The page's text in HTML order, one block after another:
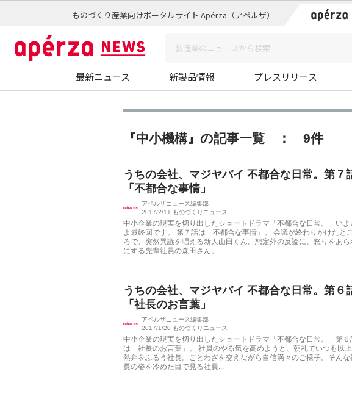
ものづくり産業向けポータルサイト Apérza（アペルザ）
最新ニュース 新製品情報 プレスリリース
『中小機構』の記事一覧 ： 9件
うちの会社、マジヤバイ 不都合な日常。第７
「不都合な事情」
アペルザニュース編集部
2017/2/11
ものづくりニュース
中小企業の現実を切り出したショートドラマ「不都合な日常。」いよ
よ最終回です。 第７話は「不都合な事情」。 会議が終わりかけたとこ
ろで、突然異議を唱える新人山田くん。想定外の反論に、怒りをあら
にする先輩社員の森田さん。...
うちの会社、マジヤバイ 不都合な日常。第６
「社長のお言葉」
アペルザニュース編集部
2017/1/20 ものづくりニュース
中小企業の現実を切り出したショートドラマ「不都合な日常。」第６
は「社長のお言葉」。 社員のやる気を高めようと、朝礼でいつも以
熱弁をふるう社長。ことわざを交えながら自信満々のご様子。そんな
長の姿を冷めた目で見る社員...